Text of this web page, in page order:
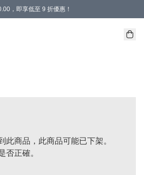
，即享低至 9 折優惠！
此商品，此商品可能已下架。
否正確。